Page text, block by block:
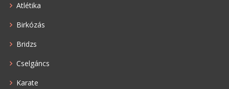
Atlétika
Birkózás
Bridzs
Cselgáncs
Karate